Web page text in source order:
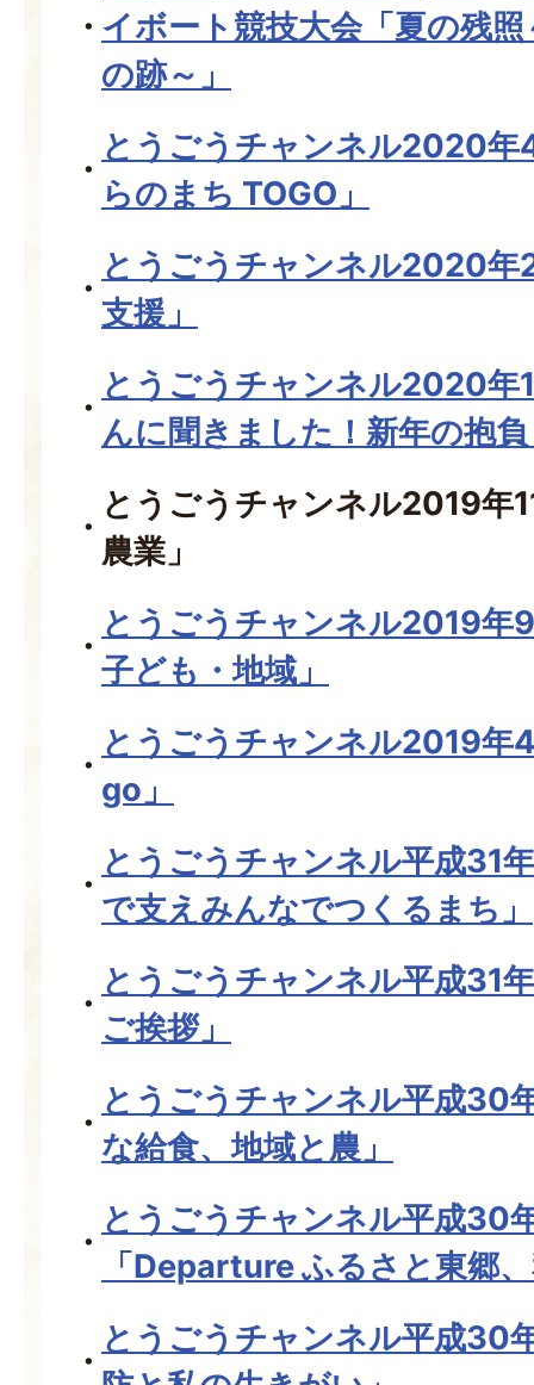
イボート競技大会「夏の残
の跡～」
とうごうチャンネル2020年
らのまち TOGO」
とうごうチャンネル2020年
支援」
とうごうチャンネル2020年
んに聞きました！新年の抱
とうごうチャンネル2019年
農業」
とうごうチャンネル2019年
子ども・地域」
とうごうチャンネル2019年
go」
とうごうチャンネル平成31
で支えみんなでつくるまち」
とうごうチャンネル平成31
ご挨拶」
とうごうチャンネル平成30
な給食、地域と農」
とうごうチャンネル平成30
「Departure ふるさと東郷
とうごうチャンネル平成30